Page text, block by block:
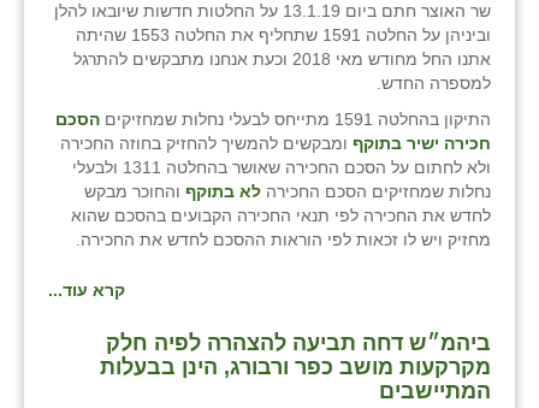
שר האוצר חתם ביום 13.1.19 על החלטות חדשות שיובאו להלן
וביניהן על החלטה 1591 שתחליף את החלטה 1553 שהיתה
אתנו החל מחודש מאי 2018 וכעת אנחנו מתבקשים להתרגל
למספרה החדש.
התיקון בהחלטה 1591 מתייחס לבעלי נחלות שמחזיקים
הסכם
חכירה ישיר בתוקף ומבקשים להמשיך להחזיק בחוזה החכירה
ולא לחתום על הסכם החכירה שאושר בהחלטה 1311 ולבעלי
נחלות שמחזיקים הסכם החכירה לא בתוקף והחוכר מבקש
לחדש את החכירה לפי תנאי החכירה הקבועים בהסכם שהוא
מחזיק ויש לו זכאות לפי הוראות ההסכם לחדש את החכירה.
קרא עוד...
ביהמ״ש דחה תביעה להצהרה לפיה חלק
מקרקעות מושב כפר ורבורג, הינן בבעלות
המתיישבים